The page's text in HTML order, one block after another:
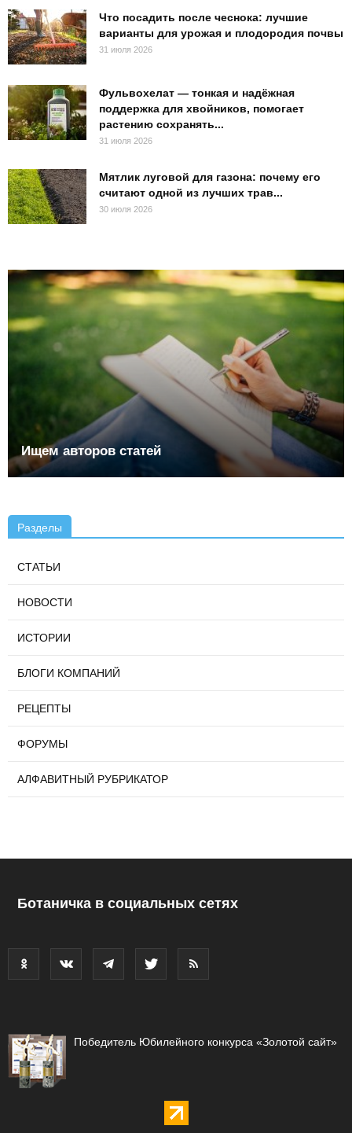
Что посадить после чеснока: лучшие
варианты для урожая и плодородия почвы
31 июля 2026
Фульвохелат — тонкая и надёжная
поддержка для хвойников, помогает
растению сохранять...
31 июля 2026
Мятлик луговой для газона: почему его
считают одной из лучших трав...
30 июля 2026
Ищем авторов статей
Разделы
СТАТЬИ
НОВОСТИ
ИСТОРИИ
БЛОГИ КОМПАНИЙ
РЕЦЕПТЫ
ФОРУМЫ
АЛФАВИТНЫЙ РУБРИКАТОР
Ботаничка в социальных сетях
Победитель Юбилейного конкурса «Золотой сайт»